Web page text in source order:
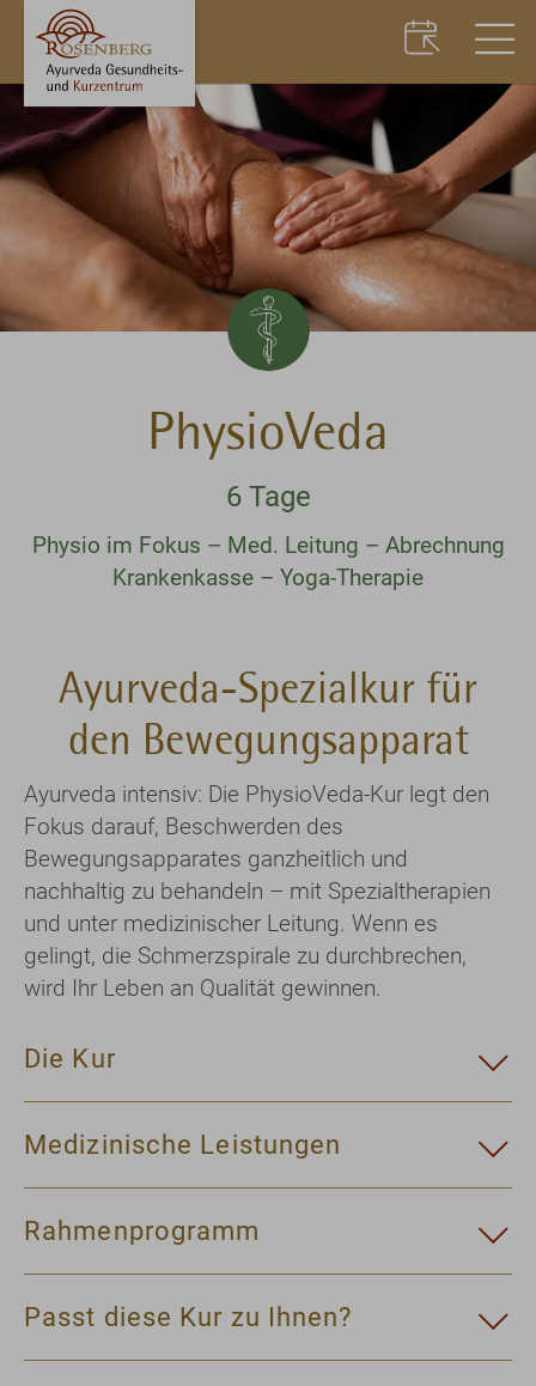
PhysioVeda
6 Tage
Physio im Fokus – Med. Leitung – Abrechnung
Krankenkasse – Yoga-Therapie
Ayurveda-Spezialkur für
den Bewegungsapparat
Ayurveda intensiv: Die PhysioVeda-Kur legt den
Fokus darauf, Beschwerden des
Bewegungsapparates ganzheitlich und
nachhaltig zu behandeln – mit Spezialtherapien
und unter medizinischer Leitung. Wenn es
gelingt, die Schmerzspirale zu durchbrechen,
wird Ihr Leben an Qualität gewinnen.
Die Kur
Medizinische Leistungen
Rahmenprogramm
Passt diese Kur zu Ihnen?